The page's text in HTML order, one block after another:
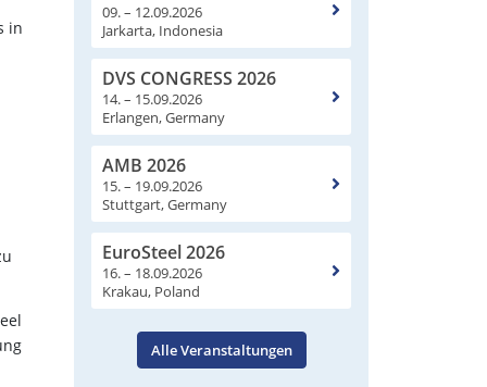
in
09. – 12.09.2026
Jarkarta, Indonesia
DVS CONGRESS 2026
14. – 15.09.2026
Erlangen, Germany
AMB 2026
15. – 19.09.2026
Stuttgart, Germany
EuroSteel 2026
16. – 18.09.2026
Krakau, Poland
Alle Veranstaltungen